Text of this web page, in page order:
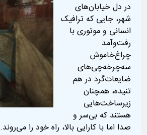
در دل خیابان‌های
شهر، جایی که ترافیک
انسانی و موتوری با
رفت‌وآمد
چراغ‌خاموش
سه‌چرخه‌چی‌های
ضایعات‌گرد در هم
تنیده، همچنان
زیرساخت‌هایی
هستند که بی‌سر و
صدا اما با کارایی بالا، راه خود را می‌روند.